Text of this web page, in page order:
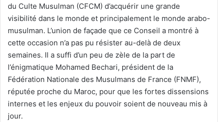
o
y
e
r
u
n
c
o
u
du Culte Musulman (CFCM) d’acquérir une grande
visibilité dans le monde et principalement le monde arabo-
musulman. L’union de façade que ce Conseil a montré à
cette occasion n’a pas pu résister au-delà de deux
semaines. Il a suffi d’un peu de zèle de la part de
l’énigmatique Mohamed Bechari, président de la
Fédération Nationale des Musulmans de France (FNMF),
réputée proche du Maroc, pour que les fortes dissensions
internes et les enjeux du pouvoir soient de nouveau mis à
jour.